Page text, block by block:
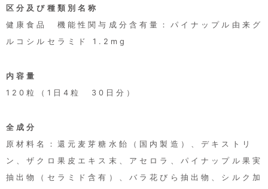
れません。これらの文字が登録された場合は当社にて変更致し
(1)パスワードは会員本人のみが利用できるものとし、第三者に
本人の意思表示とみなし、そのために生じる支払等は全て会員
1. 会員は、氏名、住所など当社に届け出た事項に変更があった
場合には、速やかに当社に連絡するものとします。
2. 変更登録がなされなかったことにより生じた損害について、
当社は一切責任を負いません。また、変更登録がなされた場合
区分及び種類別名称
健康食品 機能性関与成分含有量：パイナップル由来グ
ルコシルセラミド 1.2mg
内容量
120粒（1日4粒 30日分）
全成分
原材料名：還元麦芽糖水飴（国内製造）、デキストリ
ン、ザクロ果皮エキス末、アセロラ、パイナップル果実
抽出物（セラミド含有）、バラ花びら抽出物、シルク加